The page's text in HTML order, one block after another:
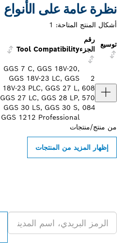
نظرة عامة على الأنواع
أشكال المنتج المتاحة: 1
توسيع
رقم
الجزءTool Compatibility
2
608
570
084
GGS 7 C, GGS 18V-20,
GGS 18V-23 LC, GGS
18V-23 PLC, GGS 27 L,
GGS 27 LC, GGS 28 LP,
GGS 30 LS, GGS 30 S,
GGS 1212 Professional
من منتج/منتجات
إظهار المزيد من المنتجات